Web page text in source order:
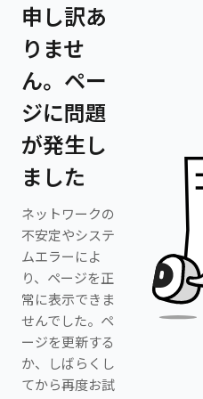
申し訳あ
りませ
ん。ペー
ジに問題
が発生し
ました
ネットワークの
不安定やシステ
ムエラーによ
り、ページを正
常に表示できま
せんでした。ペ
ージを更新する
か、しばらくし
てから再度お試